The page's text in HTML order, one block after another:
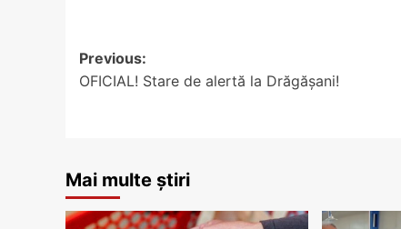
Post
navigation
Previous:
OFICIAL! Stare de alertă la Drăgășani!
Mai multe știri